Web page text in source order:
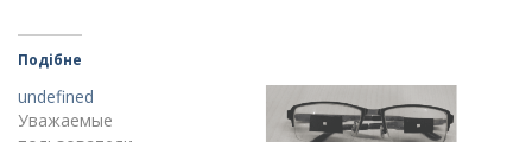
Подібне
undefined
Уважаемые